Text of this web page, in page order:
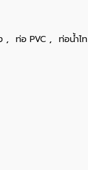
, ท่อ PVC , ท่อน้ำไท